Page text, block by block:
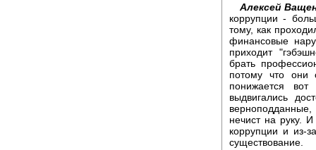
Алексей
коррупции -
тому, как
финансовые
приходит
брать
потому что они
понижается
выдвигались
нечист на руку.
коррупции и из-
существование.